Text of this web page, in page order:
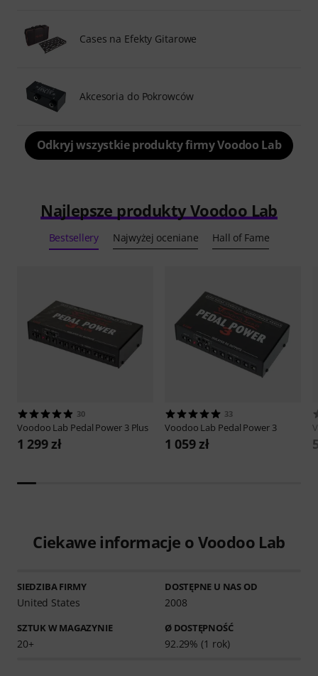
Cases na Efekty Gitarowe
Akcesoria do Pokrowców
Odkryj wszystkie produkty firmy Voodoo Lab
Najlepsze produkty Voodoo Lab
Bestsellery Najwyżej oceniane Hall of Fame
30
Voodoo Lab Pedal Power 3 Plus
1 299 zł
33
Voodoo Lab Pedal Power 3
1 059 zł
Ciekawe informacje o Voodoo Lab
SIEDZIBA FIRMY
United States
DOSTĘPNE U NAS OD
2008
SZTUK W MAGAZYNIE
20+
Ø DOSTĘPNOŚĆ
92.29% (1 rok)